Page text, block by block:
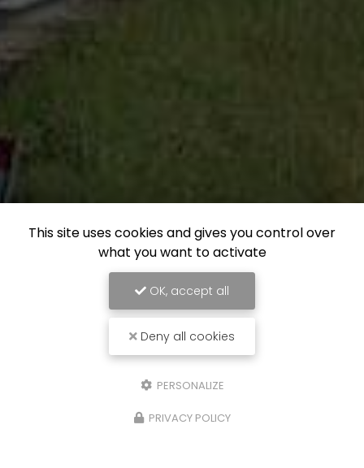
This site uses cookies and gives you control over
what you want to activate
OK, accept all
Deny all cookies
PERSONALIZE
PRIVACY POLICY